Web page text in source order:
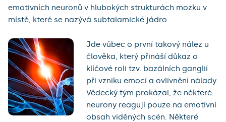
emotivních neuronů v hlubokých strukturách mozku v
místě, které se nazývá subtalamické jádro.
Jde vůbec o první takový nález u
člověka, který přináší důkaz o
klíčové roli tzv. bazálních ganglií
při vzniku emocí a ovlivnění nálady.
Vědecký tým prokázal, že některé
neurony reagují pouze na emotivní
obsah viděných scén. Některé